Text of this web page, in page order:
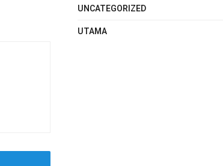
UNCATEGORIZED
UTAMA